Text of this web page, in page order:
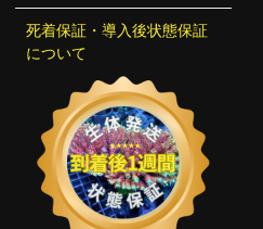
死着保証・導入後状態保証
について